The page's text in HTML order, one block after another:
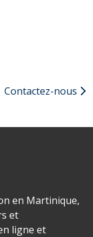
Contactez-nous
en Martinique,
et
ligne et